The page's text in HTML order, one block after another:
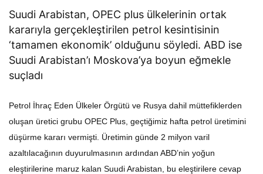
Suudi Arabistan, OPEC plus ülkelerinin ortak
kararıyla gerçekleştirilen petrol kesintisinin
‘tamamen ekonomik’ olduğunu söyledi. ABD ise
Suudi Arabistan’ı Moskova’ya boyun eğmekle
suçladı
Petrol İhraç Eden Ülkeler Örgütü ve Rusya dahil müttefiklerden
oluşan üretici grubu OPEC Plus, geçtiğimiz hafta petrol üretimini
düşürme kararı vermişti. Üretimin günde 2 milyon varil
azaltılacağının duyurulmasının ardından ABD’nin yoğun
eleştirilerine maruz kalan Suudi Arabistan, bu eleştirilere cevap